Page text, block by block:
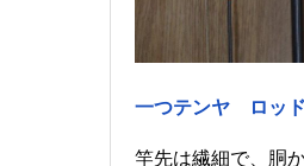
一つテンヤ ロッド
竿先は繊細で、胴